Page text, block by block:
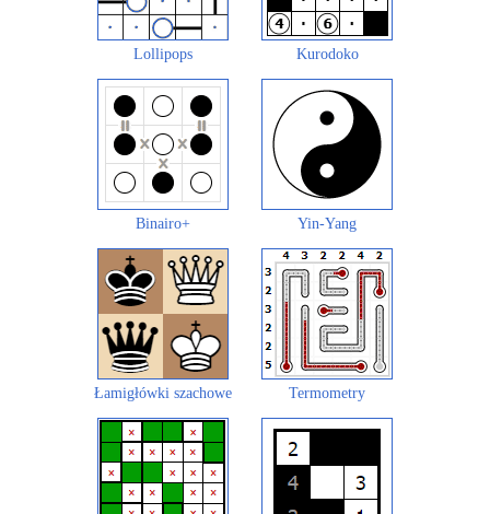
Lollipops Kurodoko
Binairo+ Yin-Yang
Łamigłówki szachowe Termometry